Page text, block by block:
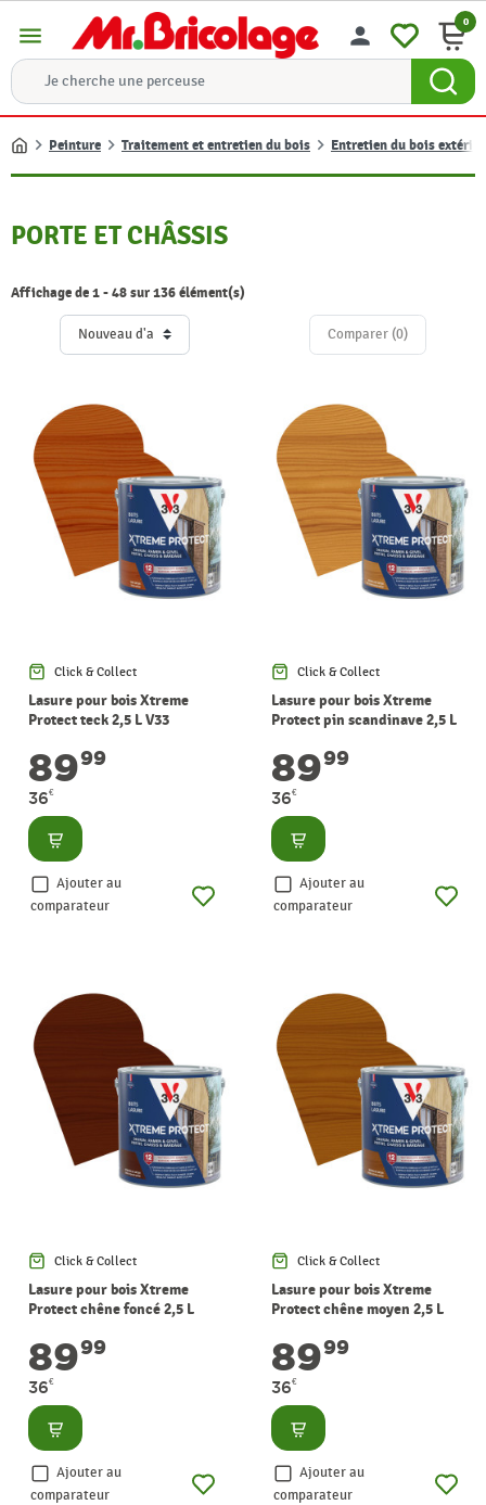
menu person 0
Accueil
Peinture Traitement et entretien du bois Entretien du bois
PORTE ET CHÂSSIS
Affichage de 1 - 48 sur 136 élément(s)
Comparer (0)‎
Click & Collect
Lasure pour bois Xtreme
Protect teck 2,5 L V33
8999
36€
Consulter
Ajouter au
comparateur
Click & Collect
Lasure pour bois Xtreme
Protect pin scandinave 2,5 L
8999
36€
Consulter
Ajouter au
comparateur
Click & Collect
Lasure pour bois Xtreme
Protect chêne foncé 2,5 L
8999
36€
Consulter
Ajouter au
comparateur
Click & Collect
Lasure pour bois Xtreme
Protect chêne moyen 2,5 L
8999
36€
Consulter
Ajouter au
comparateur